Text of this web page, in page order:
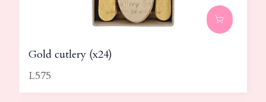
Gold cutlery (x24)
L575